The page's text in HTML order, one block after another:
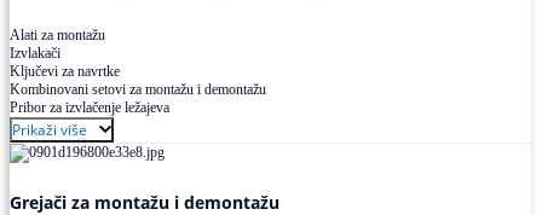
Alati za montažu
Izvlakači
Ključevi za navrtke
Kombinovani setovi za montažu i demontažu
Pribor za izvlačenje ležajeva
Prikaži više
Grejači za montažu i demontažu